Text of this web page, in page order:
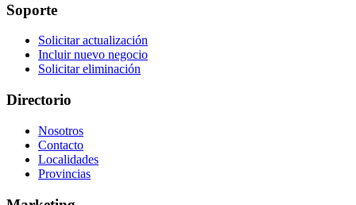
Soporte
Solicitar actualización
Incluir nuevo negocio
Solicitar eliminación
Directorio
Nosotros
Contacto
Localidades
Provincias